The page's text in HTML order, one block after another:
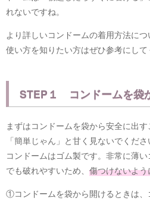
れないですね。
より詳しいコンドームの着用方法につ
使い方を知りたい方はぜひ参考にして
STEP１ コンドームを袋
まずはコンドームを袋から安全に出す
「簡単じゃん」と甘く見ないでくだ
コンドームはゴム製です。非常に薄
でも破れやすいため、 傷つけないよ
①コンドームを袋から開けるときは、